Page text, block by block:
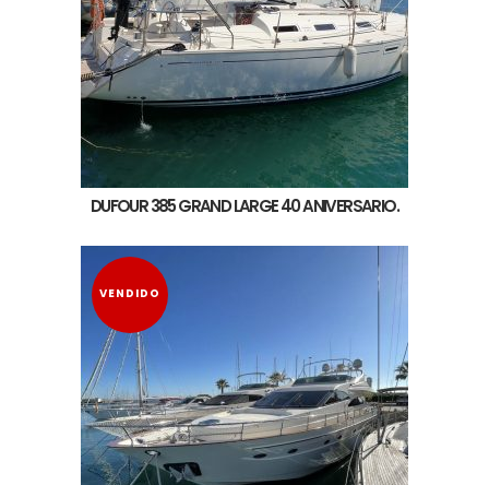
DUFOUR 385 GRAND LARGE 40 ANIVERSARIO.
VENDIDO